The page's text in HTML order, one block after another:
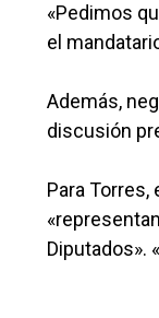
«Pedimos
el
Además,
discusión
Para
Diputados».